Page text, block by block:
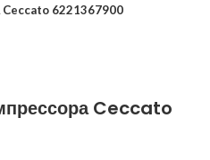
Ceccato 6221367900
Ceccato